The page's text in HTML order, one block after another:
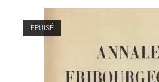
ÉPUISÉ